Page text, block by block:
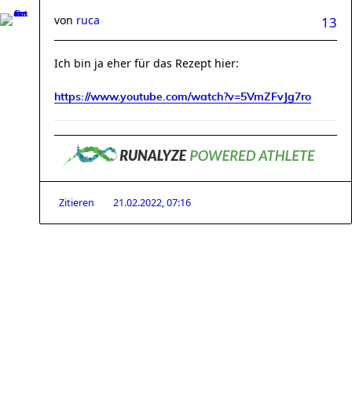
13
von ruca
Ich bin ja eher für das Rezept hier:
https://www.youtube.com/watch?v=5VmZFvJg7ro
Zitieren 21.02.2022, 07:16